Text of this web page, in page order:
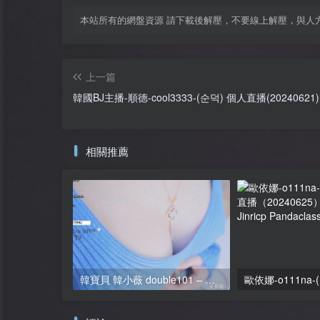
本站所有的網盤資源 請下載後解壓，不要線上解壓，與人
上一篇
韓國BJ主播-順德-cool3333-(순덕) 個人直播
相關推薦
韓寶貝 韓小薇 double101 – 個人直播精選(三)該資源已重複 可要求退還積分